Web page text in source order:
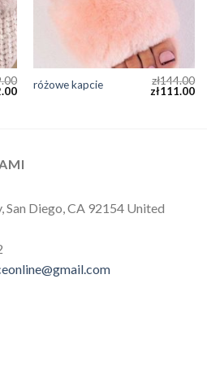
różowe kapcie zł144.00
zł111.00
San Diego, CA 92154 United